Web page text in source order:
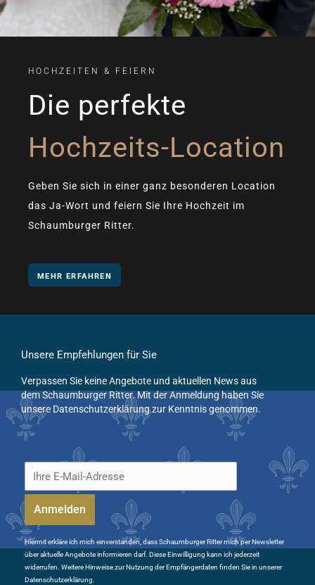
HOCHZEITEN & FEIERN
Die perfekte
Hochzeits-Location
Geben Sie sich in einer ganz besonderen Location
das Ja-Wort und feiern Sie Ihre Hochzeit im
Schaumburger Ritter.
MEHR ERFAHREN
Unsere Empfehlungen für Sie
Verpassen Sie keine Angebote und aktuellen News aus
dem Schaumburger Ritter. Mit der Anmeldung haben Sie
unsere Datenschutzerklärung zur Kenntnis genommen.
Hiermit erkläre ich mich einverstanden, dass Schaumburger Ritter mich per Newsletter
über aktuelle Angebote informieren darf. Diese Einwilligung kann ich jederzeit
widerrufen. Weitere Hinweise zur Nutzung der Empfängerdaten finden Sie in unserer
Datenschutzerklärung.